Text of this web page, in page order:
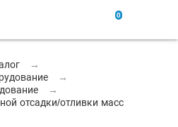
0
→
→
→
отсадки/отливки масс